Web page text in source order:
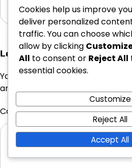
17/02/2026
Leave a Reply
Your email address will not be
are marked
Comment*
Cookies help us improve
deliver personalized
traffic. You can choose
allow by clicking
All to consent or Reject All
essential cookies.
Customize
Reject All
Accept All